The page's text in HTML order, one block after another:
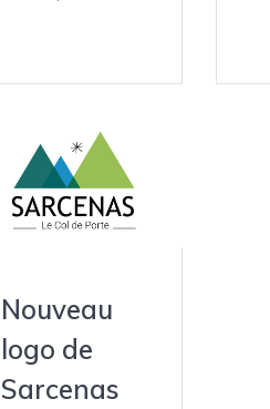
Nouveau
logo de
Sarcenas